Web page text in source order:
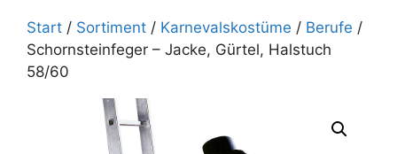
Start / Sortiment / Karnevalskostüme / Berufe /
Schornsteinfeger – Jacke, Gürtel, Halstuch
58/60